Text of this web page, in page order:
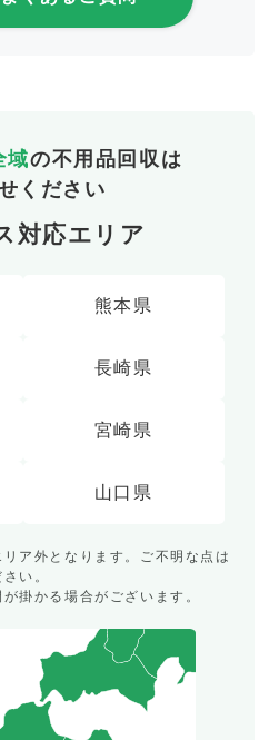
域の不用品回収は
ください
対応エリア
熊本県
長崎県
宮崎県
山口県
ア外となります。ご不明な点は
い。
掛かる場合がございます。